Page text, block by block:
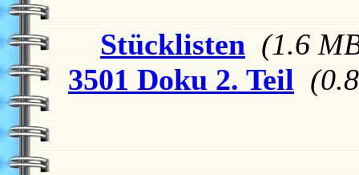
Stücklisten (1.6
3501 Doku 2. Teil